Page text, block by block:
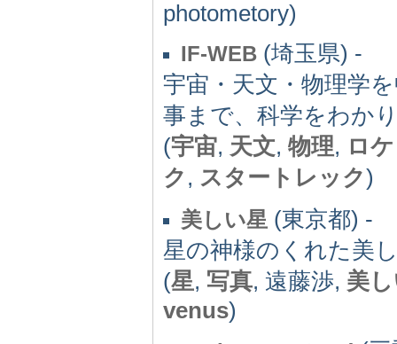
photometory)
IF-WEB (埼玉県) -
宇宙・天文・物理学
事まで、科学をわか
(宇宙, 天文, 物理, ロ
ク , スタートレック)
美しい星 (東京都) -
星の神様のくれた美
(星, 写真, 遠藤渉, 美
venus)